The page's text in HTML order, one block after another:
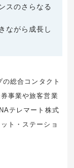
スのさらなる
ながら成長し
総合コンタクト
事業や旅客営業
テレマート株式
ト・ステーショ